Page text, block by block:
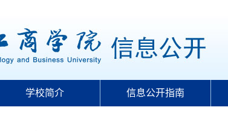
学校简介 信息公开指南